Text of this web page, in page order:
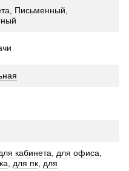
Письменный,
кабинета для офиса
для пк для